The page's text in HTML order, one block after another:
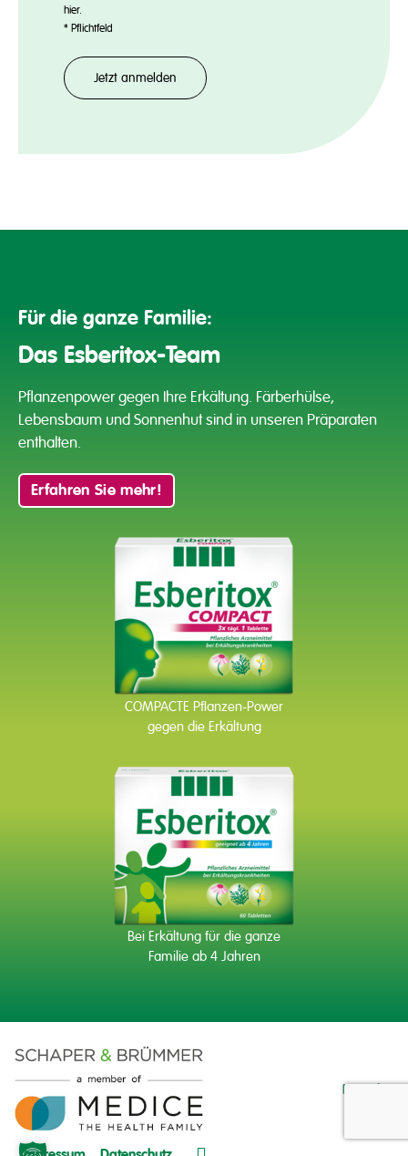
hier.
* Pflichtfeld
Für die ganze Familie:
Das Esberitox-Team
Pflanzenpower gegen Ihre Erkältung. Färberhülse,
Lebensbaum undSonnenhut sind in unseren Präparaten
enthalten.
Erfahren Sie mehr!
COMPACTE Pflanzen-Power
gegen die Erkältung
Bei Erkältung für die ganze
Familie ab 4 Jahren
Kontakt